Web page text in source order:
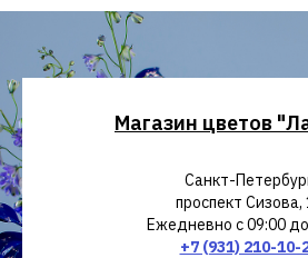
Магазин цветов
Санкт-
проспект Сизова,
Ежедневно с 09:00
+7 (931) 210-10-